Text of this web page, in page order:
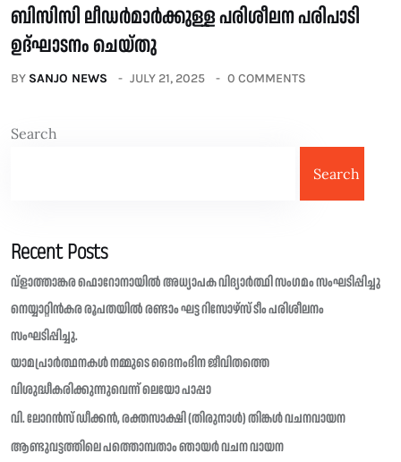
ബിസിസി ലീഡർമാർക്കുള്ള പരിശീലന പരിപാടി
ഉദ്ഘാടനം ചെയ്തു
BY SANJO NEWS JULY 21, 2025 0 COMMENTS
Search
Search
Recent Posts
വ്ളാത്താങ്കര ഫൊറോനായിൽ അധ്യാപക വിദ്യാർത്ഥി സംഗമം സംഘടിപ്പിച്ചു
നെയ്യാറ്റിൻകര രൂപതയിൽ രണ്ടാം ഘട്ട റിസോഴ്സ് ടീം പരിശീലനം
സംഘടിപ്പിച്ചു.
യാമപ്രാർത്ഥനകൾ നമ്മുടെ ദൈനംദിന ജീവിതത്തെ
വിശുദ്ധീകരിക്കുന്നുവെന്ന് ലെയോ പാപ്പാ
വി. ലോറൻസ് ഡീക്കൻ, രക്തസാക്ഷി (തിരുനാൾ) തിങ്കൾ വചനവായന
ആണ്ടുവട്ടത്തിലെ പത്തൊമ്പതാം ഞായർ വചന വായന